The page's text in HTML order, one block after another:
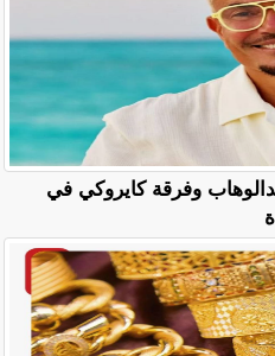
وفرقة كايروكي في